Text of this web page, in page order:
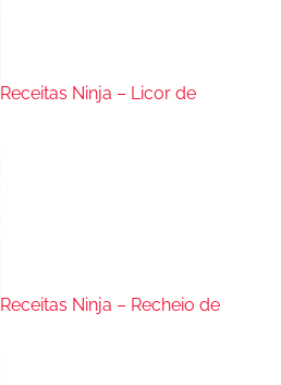
Receitas Ninja – Licor de
Receitas Ninja – Recheio de